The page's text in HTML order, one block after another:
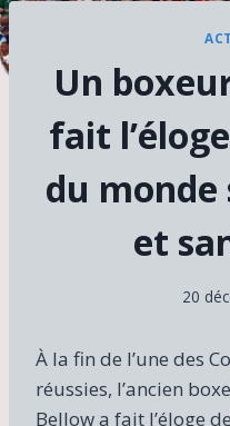
Un
fait
du monde
et
20
À la fin de l’une des
réussies, l’ancien
Bellow a fait l’éloge